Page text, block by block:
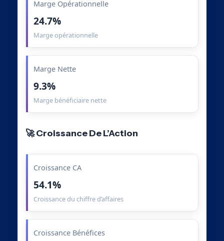
Marge Opérationnelle
24.7%
Marge opérationnelle
Marge Nette
9.3%
Marge bénéficiaire nette
🚀 Croissance De L’Action
Croissance CA
54.1%
Croissance du chiffre d’affaires
Croissance Bénéfices